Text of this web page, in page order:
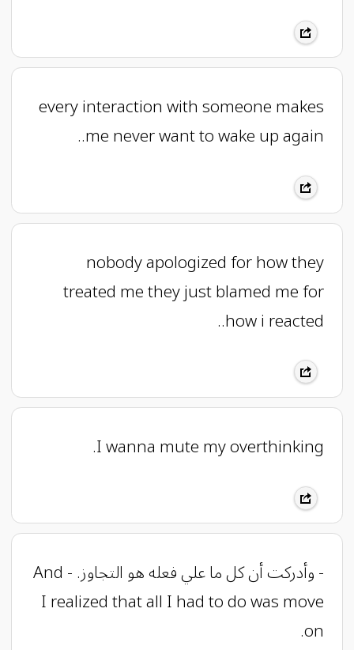
every interaction with someone makes
me never want to wake up again..
nobody apologized for how they
treated me they just blamed me for
how i reacted..
I wanna mute my overthinking.
- وأدركت أن كل ما علي فعله هو التجاوز. - And
I realized that all I had to do was move
on.